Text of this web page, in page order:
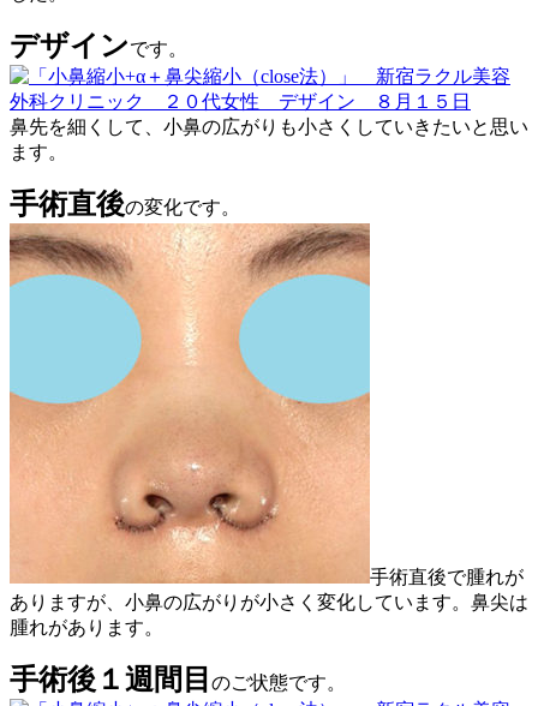
デザインです。
鼻先を細くして、小鼻の広がりも小さくしていきたいと思い
ます。
手術直後の変化です。
手術直後で腫れが
ありますが、小鼻の広がりが小さく変化しています。鼻尖は
腫れがあります。
手術後１週間目 のご状態です。